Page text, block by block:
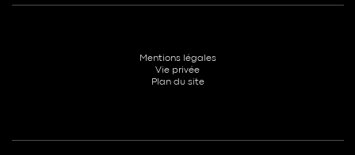
Mentions légales
Vie privée
Plan du site